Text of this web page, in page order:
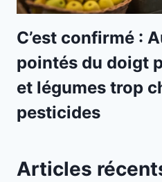
C’est confirmé :
pointés du doigt
et légumes trop
pesticides
Articles